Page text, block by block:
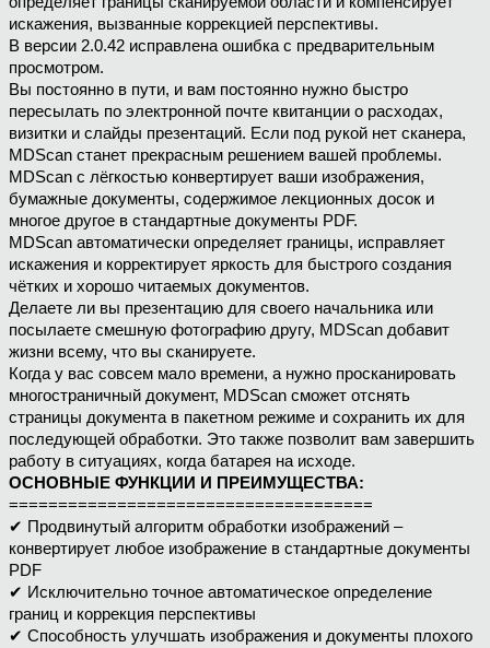
искажения, вызванные коррекцией перспективы.
В версии 2.0.42 исправлена ошибка с предварительным
просмотром.
Вы постоянно в пути, и вам постоянно нужно быстро
пересылать по электронной почте квитанции о расходах,
визитки и слайды презентаций. Если под рукой нет сканера,
MDScan станет прекрасным решением вашей проблемы.
MDScan с лёгкостью конвертирует ваши изображения,
бумажные документы, содержимое лекционных досок и
многое другое в стандартные документы PDF.
MDScan автоматически определяет границы, исправляет
искажения и корректирует яркость для быстрого создания
чётких и хорошо читаемых документов.
Делаете ли вы презентацию для своего начальника или
посылаете смешную фотографию другу, MDScan добавит
жизни всему, что вы сканируете.
Когда у вас совсем мало времени, а нужно просканировать
многостраничный документ, MDScan сможет отснять
страницы документа в пакетном режиме и сохранить их для
последующей обработки. Это также позволит вам завершить
работу в ситуациях, когда батарея на исходе.
ОСНОВНЫЕ ФУНКЦИИ И ПРЕИМУЩЕСТВА:
=====================================
✔ Продвинутый алгоритм обработки изображений –
конвертирует любое изображение в стандартные документы
PDF
✔ Исключительно точное автоматическое определение
границ и коррекция перспективы
✔ Способность улучшать изображения и документы плохого